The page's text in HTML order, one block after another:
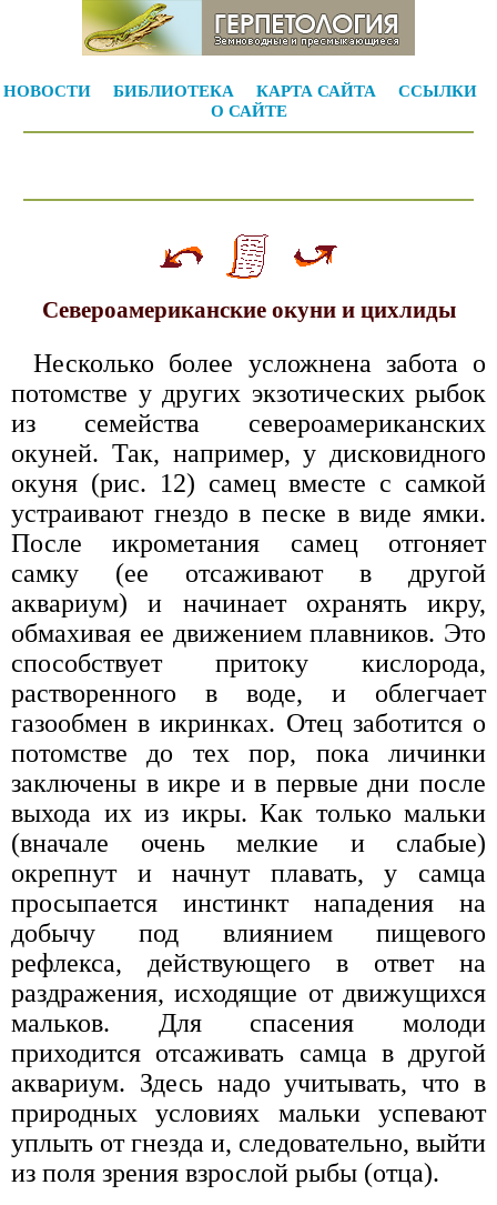
НОВОСТИ БИБЛИОТЕКА КАРТА САЙТА
ССЫЛКИ
О САЙТЕ
Североамериканские окуни и цихлиды
Несколько более усложнена забота о
потомстве у других экзотических рыбок
из семейства североамериканских
окуней. Так, например, у дисковидного
окуня (рис. 12) самец вместе с самкой
устраивают гнездо в песке в виде ямки.
После икрометания самец отгоняет
самку (ее отсаживают в другой
аквариум) и начинает охранять икру,
обмахивая ее движением плавников. Это
способствует притоку кислорода,
растворенного в воде, и облегчает
газообмен в икринках. Отец заботится о
потомстве до тех пор, пока личинки
заключены в икре и в первые дни после
выхода их из икры. Как только мальки
(вначале очень мелкие и слабые)
окрепнут и начнут плавать, у самца
просыпается инстинкт нападения на
добычу под влиянием пищевого
рефлекса, действующего в ответ на
раздражения, исходящие от движущихся
мальков. Для спасения молоди
приходится отсаживать самца в другой
аквариум. Здесь надо учитывать, что в
природных условиях мальки успевают
уплыть от гнезда и, следовательно, выйти
из поля зрения взрослой рыбы (отца).